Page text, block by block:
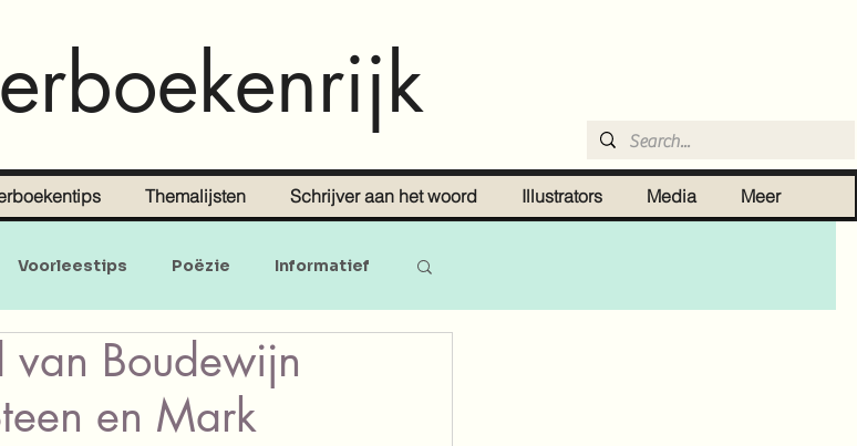
Themalijsten Schrijver aan het woord Illustrators Media Meer
Voorleestips Poëzie Informatief
Baby's en peuters
Boudewijn
en Mark